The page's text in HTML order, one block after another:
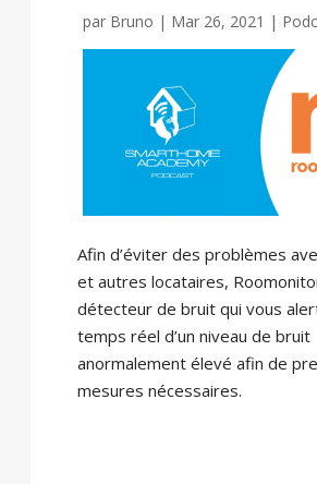
par Bruno | Mar 26, 2021 |
Afin d’éviter des problèmes
et autres locataires,
détecteur de bruit qui vous
temps réel d’un niveau de bruit
anormalement élevé afin de
mesures nécessaires.